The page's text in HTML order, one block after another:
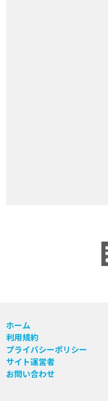
ホーム
利用規約
プライバシーポリシー
サイト運営者
お問い合わせ